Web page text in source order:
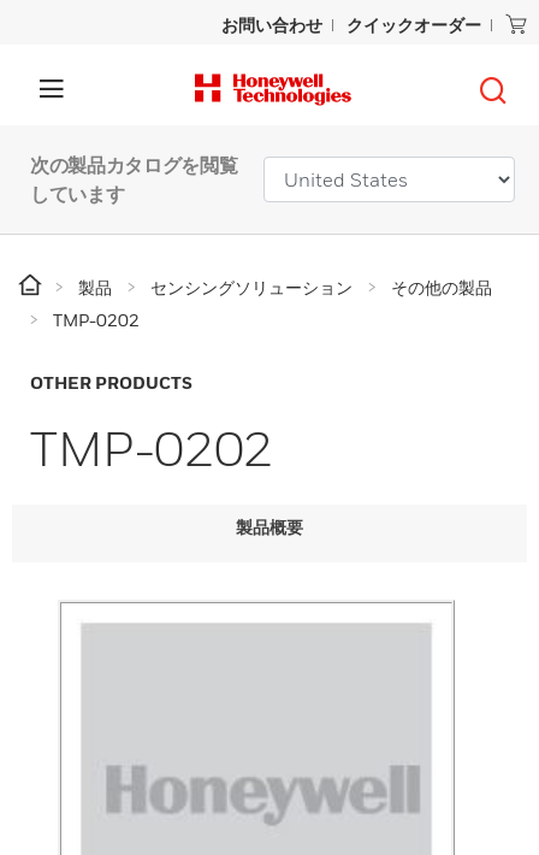
お問い合わせ クイックオーダー
次の製品カタログを閲覧
しています
製品 センシングソリューション
その他の製品
TMP-0202
OTHER PRODUCTS
TMP-0202
製品概要